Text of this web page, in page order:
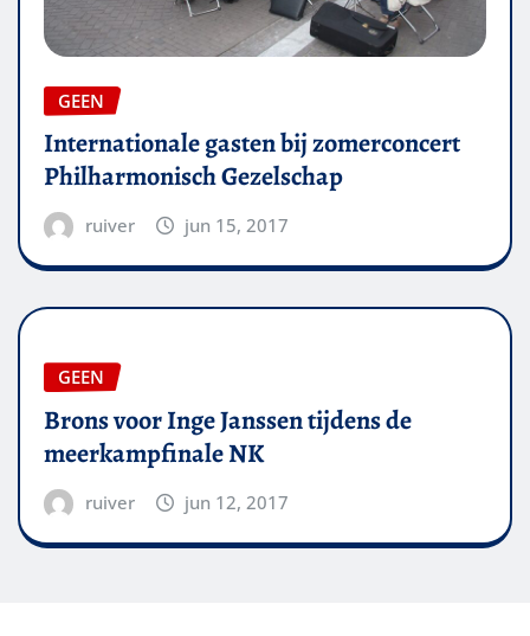
GEEN
Internationale gasten bij zomerconcert
Philharmonisch Gezelschap
ruiver jun 15, 2017
GEEN
Brons voor Inge Janssen tijdens de
meerkampfinale NK
ruiver jun 12, 2017